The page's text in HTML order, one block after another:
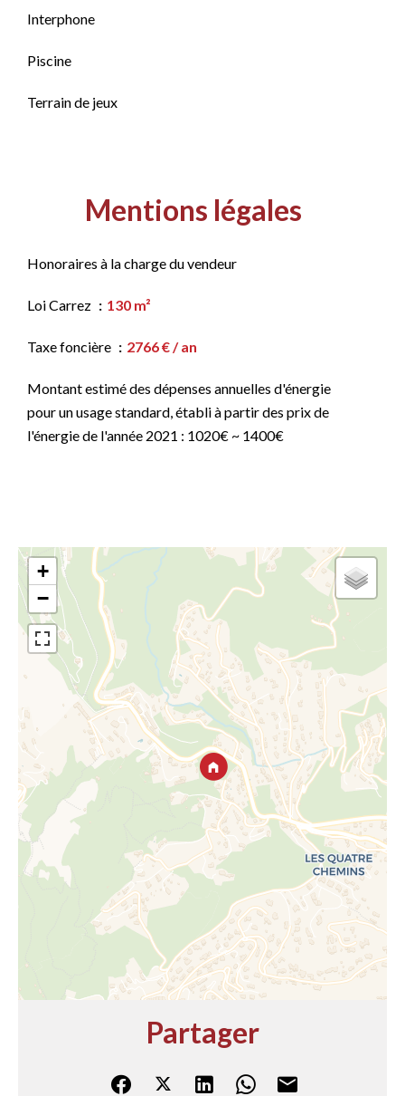
Interphone
Piscine
Terrain de jeux
Mentions légales
Honoraires à la charge du vendeur
Loi Carrez 130 m²
Taxe foncière 2766 € / an
Montant estimé des dépenses annuelles d'énergie
pour un usage standard, établi à partir des prix de
l'énergie de l'année 2021 : 1020€ ~ 1400€
+
−
Partager